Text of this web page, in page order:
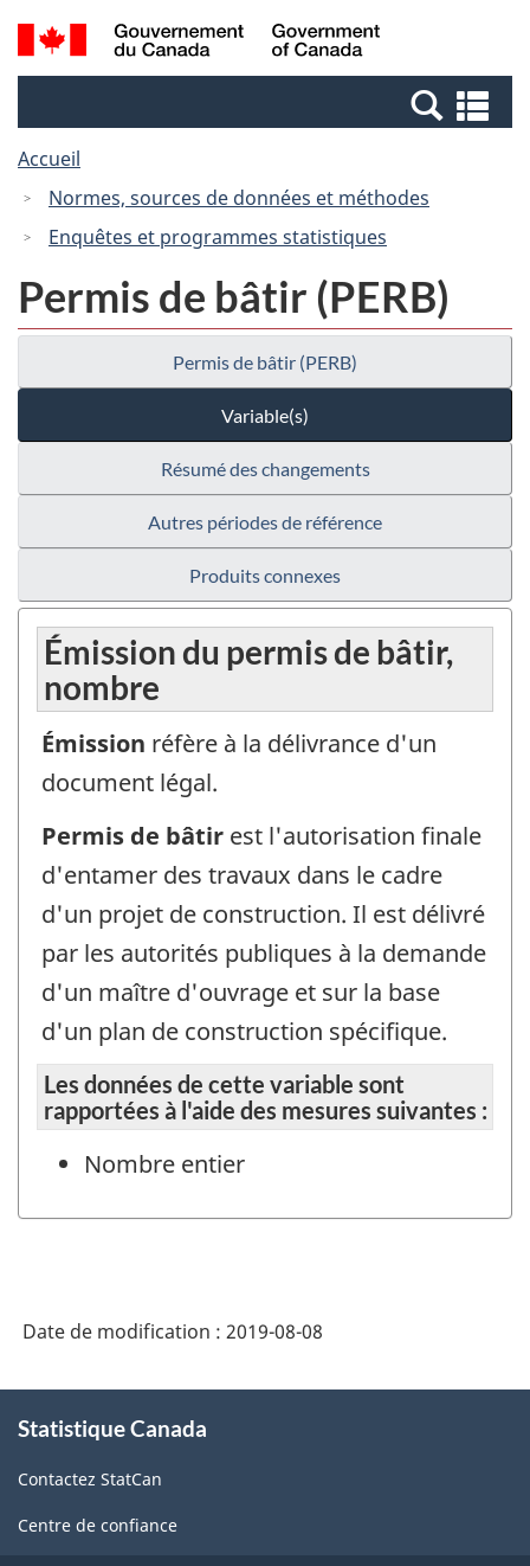
Passer
au
Passer
à
Canada
Recherche
et
et
Accueil
Normes, sources de données et méthodes
Enquêtes et programmes statistiques
Permis de bâtir (PERB)
Permis de bâtir (PERB)
Variable(s)
Résumé des changements
Autres périodes de référence
Produits connexes
Émission du permis de bâtir,
nombre
Émission réfère à la délivrance d'un
document légal.
Permis de bâtir est l'autorisation finale
d'entamer des travaux dans le cadre
d'un projet de construction. Il est délivré
par les autorités publiques à la demande
d'un maître d'ouvrage et sur la base
d'un plan de construction spécifique.
Les données de cette variable sont
rapportées à l'aide des mesures suivantes :
Nombre entier
Date de modification : 2019-08-08
propos
ce
site
Statistique Canada
Contactez StatCan
Centre de confiance